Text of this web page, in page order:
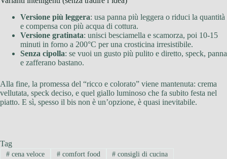
Versione più leggera: usa panna più leggera o riduci la quantità
e compensa con più acqua di cottura.
Versione gratinata: unisci besciamella e scamorza, poi 10-15
minuti in forno a 200°C per una crosticina irresistibile.
Senza cipolla: se vuoi un gusto più pulito e diretto, speck, panna
e zafferano bastano.
Alla fine, la promessa del “ricco e colorato” viene mantenuta: crema
vellutata, speck deciso, e quel giallo luminoso che fa subito festa nel
piatto. E sì, spesso il bis non è un’opzione, è quasi inevitabile.
Tag
#cena veloce #comfort food # consigli di cucina